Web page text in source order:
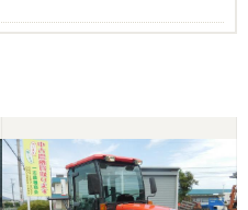
頂きありがとうございま
はよろしくお願いします。